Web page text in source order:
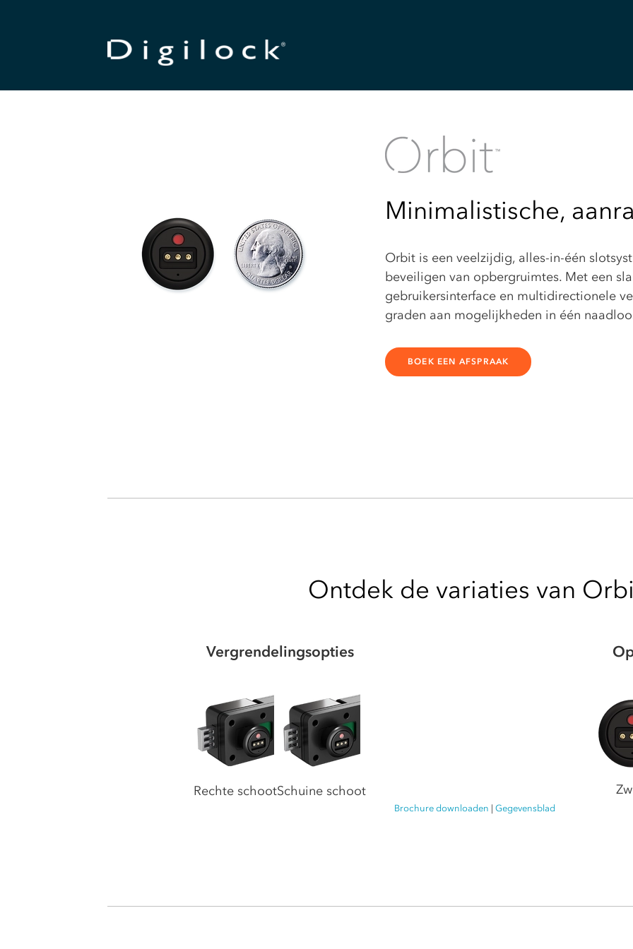
Minimalistische,
Orbit is een veelzijdig, alles-in-één
beveiligen van opbergruimtes. Met een
gebruikersinterface en multidirectionele
graden aan mogelijkheden in één
BOEK EEN AFSPRAAK
Ontdek de variaties van
Vergrendelingsopties
Rechte schootSchuine schoot
Brochure downloaden | Gegevensblad